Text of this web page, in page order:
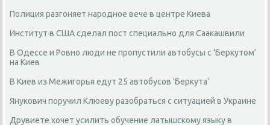
Полиция разгоняет народное вече в центре Киева
Институт в США сделал пост специально для Саакашвили
В Одессе и Ровно люди не пропустили автобусы с 'Беркутом'
на Киев
В Киев из Межигорья едут 25 автобусов 'Беркута'
Янукович поручил Клюеву разобраться с ситуацией в Украине
Друвиете хочет усилить обучение латышскому языку в